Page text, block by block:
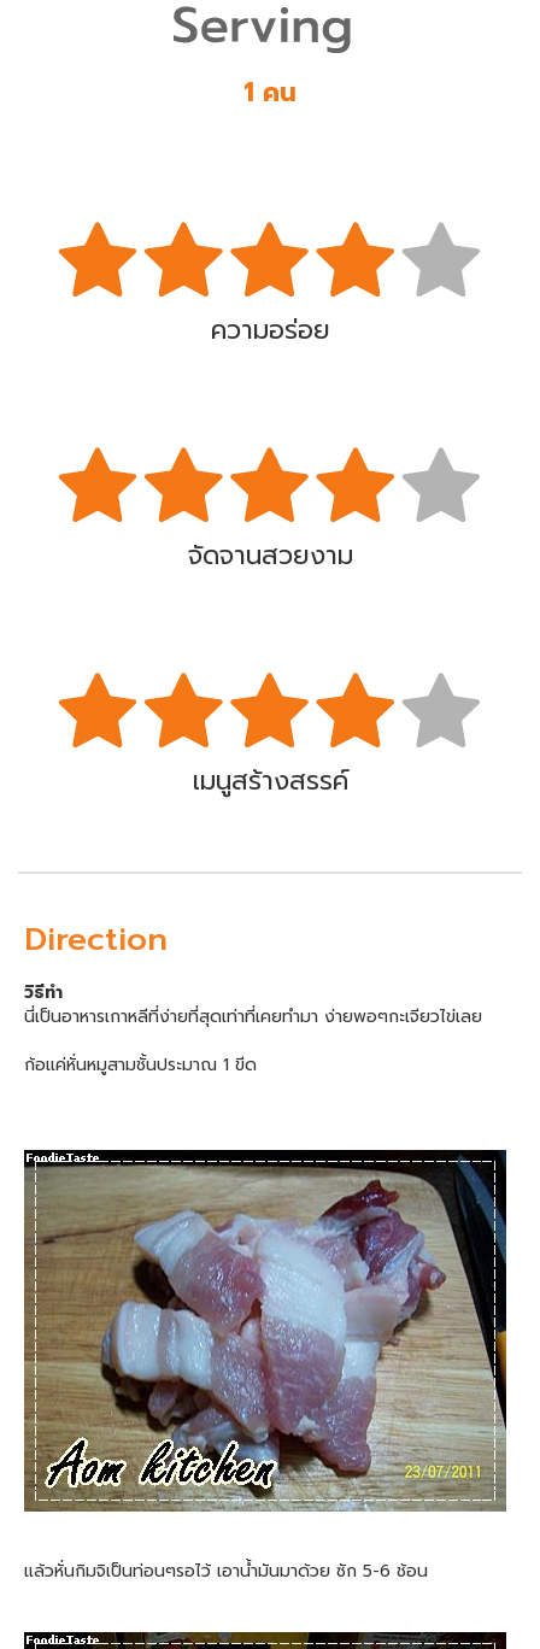
1 คน
ความอร่อย
จัดจานสวยงาม
เมนูสร้างสรรค์
Direction
วิธีทำ
นี่เป็นอาหารเกาหลีที่ง่ายที่สุดเท่าที่เคยทำมา ง่ายพอๆกะเจียวไข่เลย
ก้อแค่หั่นหมูสามชั้นประมาณ 1 ขีด
แล้วหั่นกิมจิเป็นท่อนๆรอไว้ เอาน้ำมันมาด้วย ซัก 5-6 ช้อน